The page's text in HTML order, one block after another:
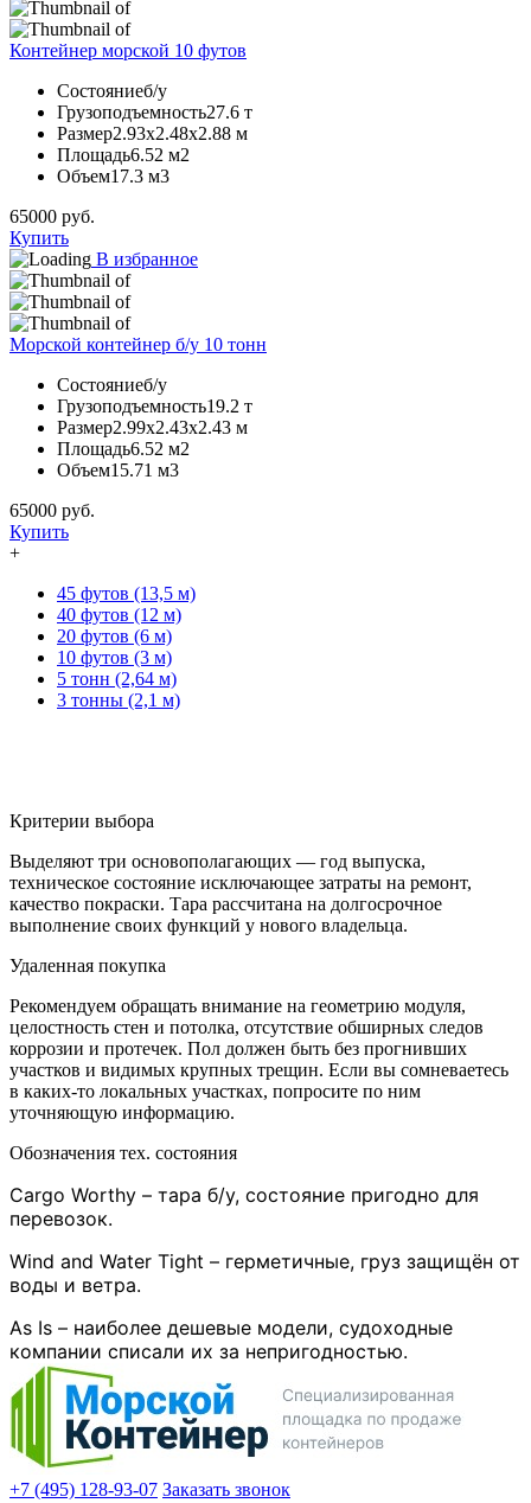
Контейнер морской 10 футов
Состояниеб/у
Грузоподъемность27.6 т
Размер2.93х2.48х2.88 м
Площадь6.52 м2
Объем17.3 м3
65000 руб.
Купить
В избранное
Морской контейнер б/у 10 тонн
Состояниеб/у
Грузоподъемность19.2 т
Размер2.99х2.43х2.43 м
Площадь6.52 м2
Объем15.71 м3
65000 руб.
Купить
+
45 футов (13,5 м)
40 футов (12 м)
20 футов (6 м)
10 футов (3 м)
5 тонн (2,64 м)
3 тонны (2,1 м)
Критерии выбора
Выделяют три основополагающих — год выпуска,
техническое состояние исключающее затраты на ремонт,
качество покраски. Тара рассчитана на долгосрочное
выполнение своих функций у нового владельца.
Удаленная покупка
Рекомендуем обращать внимание на геометрию модуля,
целостность стен и потолка, отсутствие обширных следов
коррозии и протечек. Пол должен быть без прогнивших
участков и видимых крупных трещин. Если вы сомневаетесь
в каких-то локальных участках, попросите по ним
уточняющую информацию.
Обозначения тех. состояния
Cargo Worthy – тара б/у, состояние пригодно для
перевозок.
Wind and Water Tight – герметичные, груз защищён от
воды и ветра.
As Is – наиболее дешевые модели, судоходные
компании списали их за непригодностью.
+7 (495) 128-93-07 Заказать звонок